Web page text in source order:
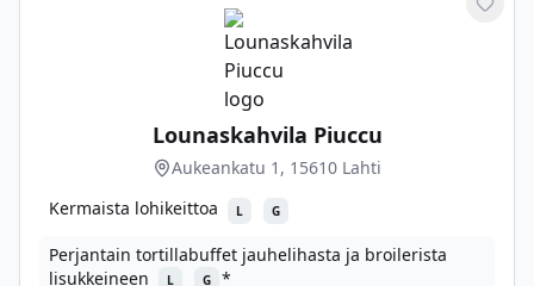
Lounaskahvila Piuccu
Aukeankatu 1, 15610 Lahti
Kermaista lohikeittoa
L G
Perjantain tortillabuffet jauhelihasta ja broilerista
lisukkeineen
L G *